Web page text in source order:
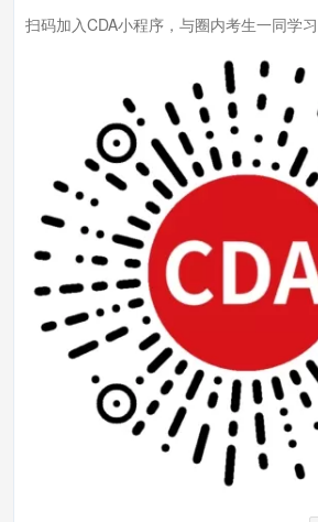
扫码加入CDA小程序，与圈内考生一同学